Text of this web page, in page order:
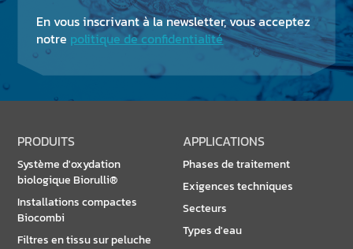
En vous inscrivant à la newsletter, vous acceptez
notre politique de confidentialité
PRODUITS
Système d'oxydation
biologique Biorulli®
Installations compactes
Biocombi
Filtres en tissu sur peluche
APPLICATIONS
Phases de traitement
Exigences techniques
Secteurs
Types d'eau